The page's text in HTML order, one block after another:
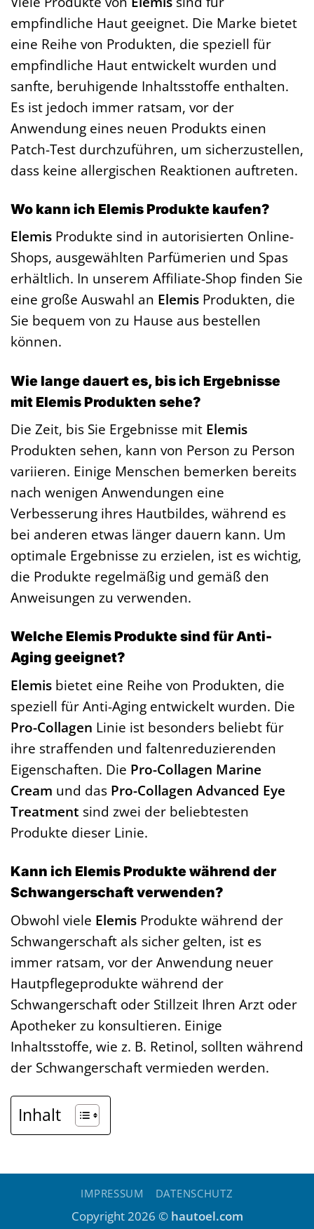
empfindliche Haut geeignet. Die Marke bietet
eine Reihe von Produkten, die speziell für
empfindliche Haut entwickelt wurden und
sanfte, beruhigende Inhaltsstoffe enthalten.
Es ist jedoch immer ratsam, vor der
Anwendung eines neuen Produkts einen
Patch-Test durchzuführen, um sicherzustellen,
dass keine allergischen Reaktionen auftreten.
Wo kann ich Elemis Produkte kaufen?
Elemis Produkte sind in autorisierten Online-
Shops, ausgewählten Parfümerien und Spas
erhältlich. In unserem Affiliate-Shop finden Sie
eine große Auswahl an Elemis Produkten, die
Sie bequem von zu Hause aus bestellen
können.
Wie lange dauert es, bis ich Ergebnisse
mit Elemis Produkten sehe?
Die Zeit, bis Sie Ergebnisse mit Elemis
Produkten sehen, kann von Person zu Person
variieren. Einige Menschen bemerken bereits
nach wenigen Anwendungen eine
Verbesserung ihres Hautbildes, während es
bei anderen etwas länger dauern kann. Um
optimale Ergebnisse zu erzielen, ist es wichtig,
die Produkte regelmäßig und gemäß den
Anweisungen zu verwenden.
Welche Elemis Produkte sind für Anti-
Aging geeignet?
Elemis bietet eine Reihe von Produkten, die
speziell für Anti-Aging entwickelt wurden. Die
Pro-Collagen Linie ist besonders beliebt für
ihre straffenden und faltenreduzierenden
Eigenschaften. Die Pro-Collagen Marine
Cream und das Pro-Collagen Advanced Eye
Treatment sind zwei der beliebtesten
Produkte dieser Linie.
Kann ich Elemis Produkte während der
Schwangerschaft verwenden?
Obwohl viele Elemis Produkte während der
Schwangerschaft als sicher gelten, ist es
immer ratsam, vor der Anwendung neuer
Hautpflegeprodukte während der
Schwangerschaft oder Stillzeit Ihren Arzt oder
Apotheker zu konsultieren. Einige
Inhaltsstoffe, wie z. B. Retinol, sollten während
der Schwangerschaft vermieden werden.
Inhalt
IMPRESSUM DATENSCHUTZ
Copyright 2026 © hautoel.com